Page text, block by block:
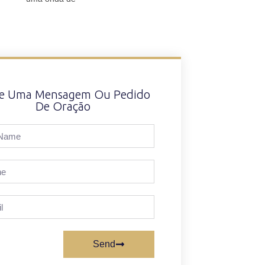
Uma Mensagem Ou Pedido
De Oração
Send